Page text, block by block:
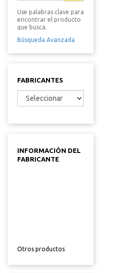
Use palabras clave para
encontrar el producto
que busca.
Búsqueda Avanzada
FABRICANTES
INFORMACIÓN DEL
FABRICANTE
Otros productos